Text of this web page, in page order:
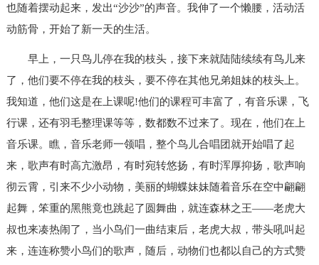
也随着摆动起来，发出“沙沙”的声音。我伸了一个懒腰，活动活
动筋骨，开始了新一天的生活。
早上，一只鸟儿停在我的枝头，接下来就陆陆续续有鸟儿来
了，他们要不停在我的枝头，要不停在其他兄弟姐妹的枝头上。
我知道，他们这是在上课呢!他们的课程可丰富了，有音乐课，飞
行课，还有羽毛整理课等等，数都数不过来了。现在，他们在上
音乐课。瞧，音乐老师一领唱，整个鸟儿合唱团就开始唱了起
来，歌声有时高亢激昂，有时宛转悠扬，有时浑厚抑扬，歌声响
彻云霄，引来不少小动物，美丽的蝴蝶妹妹随着音乐在空中翩翩
起舞，笨重的黑熊竟也跳起了圆舞曲，就连森林之王——老虎大
叔也来凑热闹了，当小鸟们一曲结束后，老虎大叔，带头吼叫起
来，连连称赞小鸟们的歌声，随后，动物们也都以自己的方式赞